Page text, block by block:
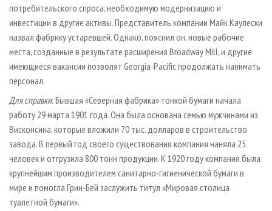
потребительского спроса, необходимую модернизацию и
инвестиции в другие активы. Представитель компании Майк Каулески
назвал фабрику устаревшей. Однако, пояснил он, новые рабочие
места, созданные в результате расширения Broadway Mill, и другие
имеющиеся вакансии позволят Georgia-Pacific продолжать нанимать
персонал.
Для справки: Бывшая «Северная фабрика» тонкой бумаги начала
работу 29 марта 1901 года. Она была основана семью мужчинами из
Висконсина, которые вложили 70 тыс. долларов в строительство
завода. В первый год своего существования компания наняла 25
человек и отгрузила 800 тонн продукции. К 1920 году компания была
крупнейшим производителем санитарно-гигиенической бумаги в
мире и помогла Грин-Бей заслужить титул «Мировая столица
туалетной бумаги».